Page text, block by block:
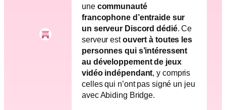
une communauté
francophone d’entraide sur
un serveur Discord dédié. Ce
serveur estouvert à toutes les
personnes qui s’intéressent
au développement de jeux
vidéo indépendant , y compris
celles qui n’ont pas signé un jeu
avec Abiding Bridge.